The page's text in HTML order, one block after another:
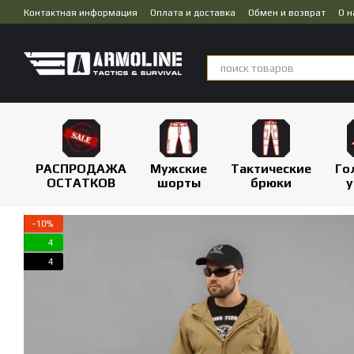
Перейти к основному контенту
Контактная информация Оплата и доставка Обмен и возврат
О
РАСПРОДАЖА
ОСТАТКОВ
Мужские
шорты
Тактические
брюки
−10%
4
4